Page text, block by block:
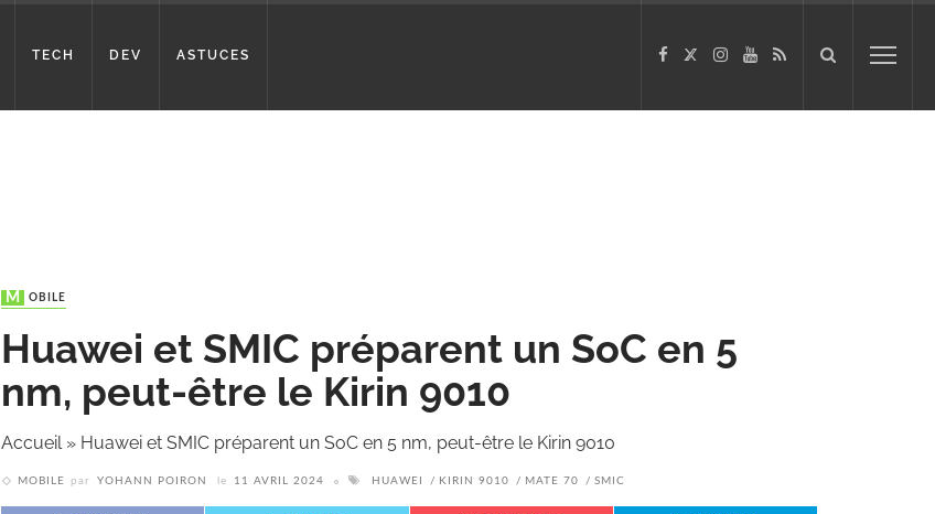
TECH DEV ASTUCES
MOBILE
Huawei et SMIC préparent un SoC en 5
nm, peut-être le Kirin 9010
Accueil» Huawei et SMIC préparent un SoC en 5 nm, peut-être le Kirin 9010
MOBILE par YOHANN POIRON le 11 AVRIL 2024 HUAWEI KIRIN 9010 MATE 70 SMIC